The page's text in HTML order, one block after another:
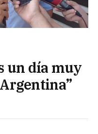
un día muy